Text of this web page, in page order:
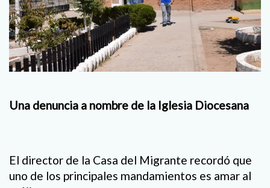
Una denuncia a nombre de la Iglesia Diocesana
El director de la Casa del Migrante recordó que
uno de los principales mandamientos es amar al